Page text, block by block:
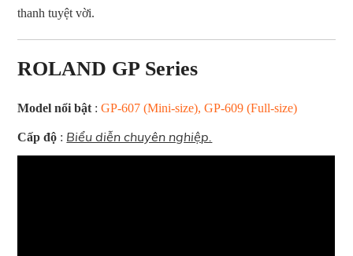
thanh tuyệt vời.
ROLAND GP Series
Model nổi bật :GP-607 (Mini-size), GP-609 (Full-size)
Cấp độ : Biểu diễn chuyên nghiệp.